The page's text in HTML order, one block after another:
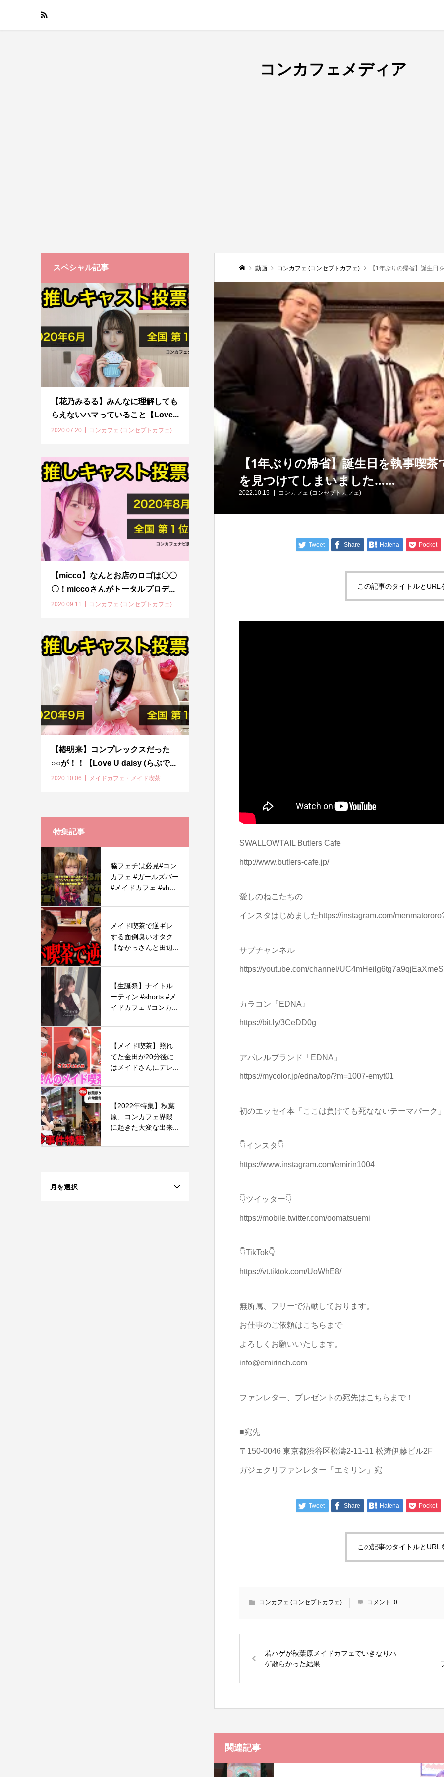
コンカフェメディア
動画 コンカフェ (コンセプトカフェ) 【1年ぶりの帰省】誕生日を
【1年ぶりの帰省】誕生日を執事喫
を見つけてしまいました……
2022.10.15 コンカフェ (コンセプトカフェ)
Tweet Share Hatena Pocket
この記事のタイトルとURL
SWALLOWTAIL Butlers Cafe
http://www.butlers-cafe.jp/
愛しのねこたちの
インスタはじめましたhttps://instagram.com/
サブチャンネル
https://youtube.com/channel/
カラコン『EDNA』
https://bit.ly/3CeDD0g
アパレルブランド「EDNA」
https://mycolor.jp/edna/top/?m=1007-emyt01
初のエッセイ本「ここは負けても死なないテーマパーク
👇インスタ👇
https://www.instagram.com/emirin1004
👇ツイッター👇
https://mobile.twitter.com/oomatsuemi
👇TikTok👇
https://vt.tiktok.com/UoWhE8/
無所属、フリーで活動しております。
お仕事のご依頼はこちらまで
よろしくお願いいたします。
info@emirinch.com
ファンレター、プレゼントの宛先はこちらまで！
■宛先
〒150-0046 東京都渋谷区松濤2-11-11 松涛伊藤ビル2F
ガジェクリファンレター「エミリン」宛
Tweet Share Hatena Pocket
この記事のタイトルとURL
コンカフェ (コンセプトカフェ) コメント: 0
若ハゲが秋葉原メイドカフェでいきなりハ
ゲ散らかった結果…
関連記事
スペシャル記事
【花乃みるる】みんなに理解しても
らえないハマっていること【Love...
2020.07.20 コンカフェ (コンセプトカフェ)
【micco】なんとお店のロゴは〇〇
〇！miccoさんがトータルプロデ...
2020.09.11 コンカフェ (コンセプトカフェ)
【椿明来】コンプレックスだった
○○が！！【Love U daisy (らぶで...
2020.10.06 メイドカフェ・メイド喫茶
特集記事
脇フェチは必見#コン
カフェ #ガールズバー
#メイドカフェ #sh...
メイド喫茶で逆ギレ
する面倒臭いオタク
【なかっさんと田辺...
【生誕祭】ナイトル
ーティン #shorts #メ
イドカフェ #コンカ...
【メイド喫茶】照れ
てた金田が20分後に
はメイドさんにデレ...
【2022年特集】秋葉
原、コンカフェ界隈
に起きた大変な出来...
月を選択